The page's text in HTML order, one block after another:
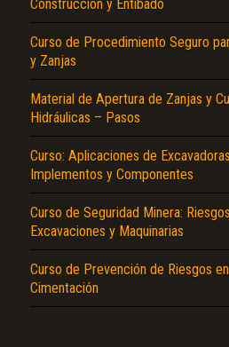
Construcción y Entibado
Curso de Procedimiento Seguro
y Zanjas
Material de Apertura de Zanjas y
Hidráulicas – Pasos
Curso: Aplicaciones de
Implementos y Componentes
Curso de Seguridad Minera:
Excavaciones y Maquinarias
Curso de Prevención de Riesgos
Cimentación
El Título es incorrecto
Texto o Imagen de
No carga o no se